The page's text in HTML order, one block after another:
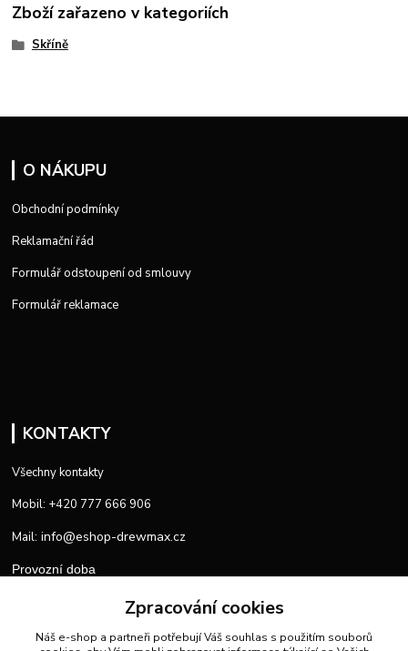
Zboží zařazeno v kategoriích
Skříně
O NÁKUPU
Obchodní podmínky
Reklamační řád
Formulář odstoupení od smlouvy
Formulář reklamace
KONTAKTY
Všechny kontakty
Mobil: +420 777 666 906
Mail: info@eshop-drewmax.cz
Provozní doba
Zpracování cookies
Náš e-shop a partneři potřebují Váš souhlas s použitím souborů